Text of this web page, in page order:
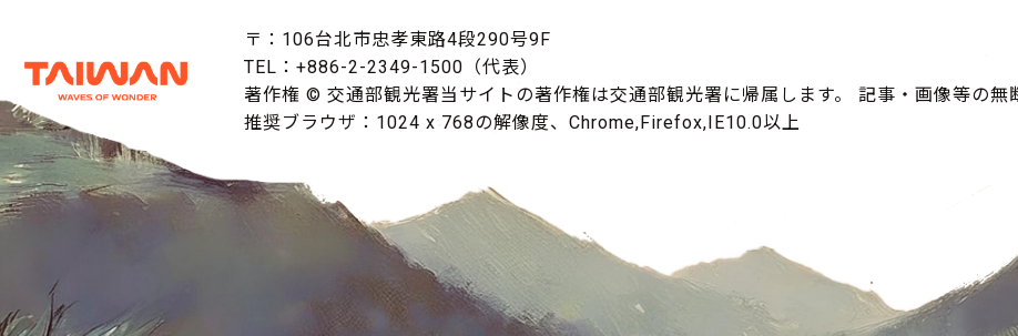
〒：106台北市忠孝東路4段290号9F
TEL：+886-2-2349-1500（代表）
著作権 © 交通部観光署当サイトの著作権は交通部観光署に帰属します。 記事・画像等の無
推奨ブラウザ：1024 x 768の解像度、Chrome,Firefox,IE10.0以上